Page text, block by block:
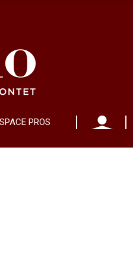
PROS MON COMPTE